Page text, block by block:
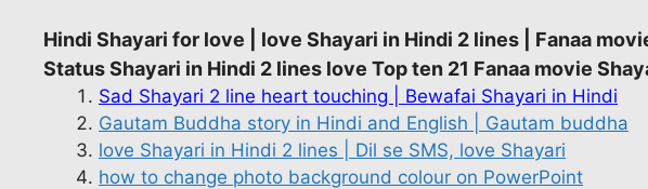
Hindi Shayari for love | love Shayari in Hindi 2 lines | Fanaa
Status Shayari in Hindi 2 lines love Top ten 21 Fanaa movie
Sad Shayari 2 line heart touching | Bewafai Shayari in Hindi
Gautam Buddha story in Hindi and English | Gautam buddha
love Shayari in Hindi 2 lines | Dil se SMS, love Shayari
how to change photo background colour on PowerPoint